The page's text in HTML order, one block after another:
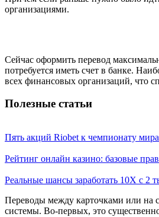
организациями.
Сейчас оформить перевод
потребуется иметь счет в банке.
всех финансовых организаций, что
Полезные статьи
Пять акций Riobet к чемпионату
Рейтинг онлайн казино: базовые
Реальные шансы заработать 10X с 2
Переводы между карточками или на
системы. Во-первых, это